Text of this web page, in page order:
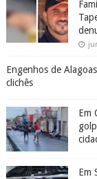
Engenhos de
clichês
Em
Em